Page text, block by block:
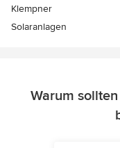
Klempner
Solaranlagen
Warum